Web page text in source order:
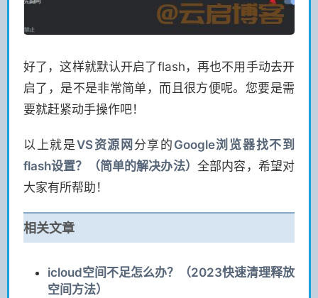
好了，这样就默认开启了flash，再也不用手动去开
启了，是不是非常简单，而且很方便呢。您要是需
要就赶紧动手操作吧！
以上就是VS资源网 分享的 Google浏览器找不到
flash设置？（简单的解决办法） 全部内容，希望对
大家有所帮助！
相关文章
icloud空间不足怎么办？（2023快速清理释放
空间方法）